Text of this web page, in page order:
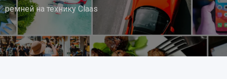
ремней на технику Claas